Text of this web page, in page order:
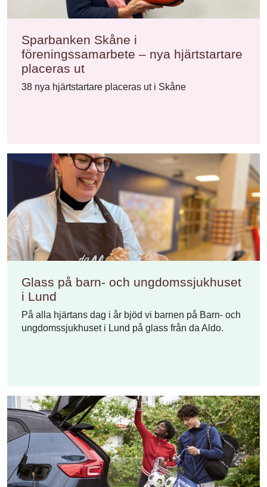
Sparbanken Skåne i
föreningssamarbete – nya hjärtstartare
placeras ut
38 nya hjärtstartare placeras ut i Skåne
Glass på barn- och ungdomssjukhuset
i Lund
På alla hjärtans dag i år bjöd vi barnen på Barn- och
ungdomssjukhuset i Lund på glass från da Aldo.